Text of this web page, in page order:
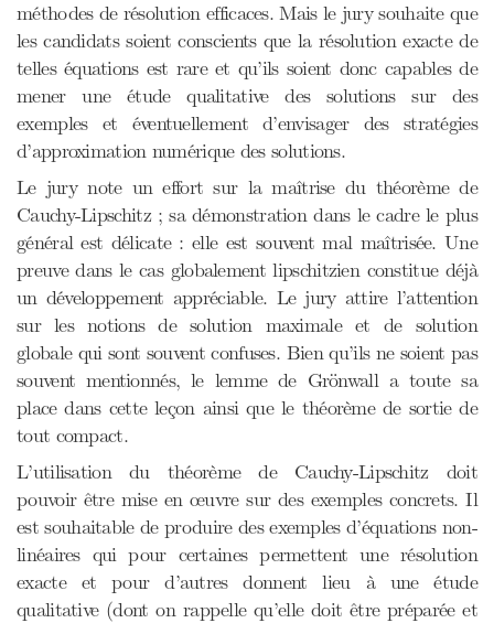
méthodes de résolution efficaces. Mais le jury souhaite que
les candidats soient conscients que la résolution exacte de
telles équations est rare et qu’ils soient donc capables de
mener une étude qualitative des solutions sur des
exemples et éventuellement d’envisager des stratégies
d’approximation numérique des solutions.
Le jury note un effort sur la maîtrise du théorème de
Cauchy-Lipschitz ; sa démonstration dans le cadre le plus
général est délicate : elle est souvent mal maîtrisée. Une
preuve dans le cas globalement lipschitzien constitue déjà
un développement appréciable. Le jury attire l’attention
sur les notions de solution maximale et de solution
globale qui sont souvent confuses. Bien qu’ils ne soient pas
souvent mentionnés, le lemme de Grönwall a toute sa
place dans cette leçon ainsi que le théorème de sortie de
tout compact.
L’utilisation du théorème de Cauchy-Lipschitz doit
pouvoir être mise en œuvre sur des exemples concrets. Il
est souhaitable de produire des exemples d’équations non-
linéaires qui pour certaines permettent une résolution
exacte et pour d’autres donnent lieu à une étude
qualitative (dont on rappelle qu’elle doit être préparée et